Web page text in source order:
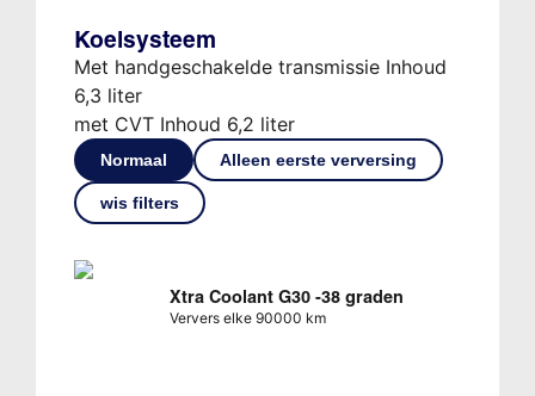
Koelsysteem
Met handgeschakelde transmissie Inhoud
6,3 liter
met CVT Inhoud 6,2 liter
Normaal Alleen eerste verversing
wis filters
Xtra Coolant G30 -38 graden
Ververs elke 90000 km